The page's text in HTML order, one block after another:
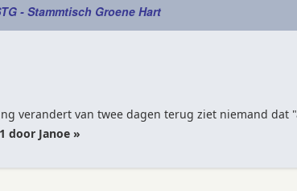
- Stammtisch Groene Hart
verandert van twee dagen terug ziet niemand dat
door Janoe »